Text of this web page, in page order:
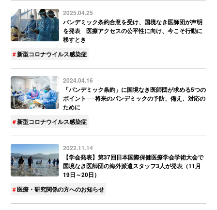
2025.04.25
パンデミック条約合意を受け、国境なき医師団が声明
を発表 医療アクセスの公平性に向け、今こそ行動に
移すとき
新型コロナウイルス感染症
2024.04.16
「パンデミック条約」に国境なき医師団が求める5つの
ポイント──将来のパンデミックの予防、備え、対応の
ために
新型コロナウイルス感染症
2022.11.14
【学会発表】第37回日本国際保健医療学会学術大会で
国境なき医師団の海外派遣スタッフ3人が発表（11月
19日～20日）
医療・研究関係の方へのお知らせ